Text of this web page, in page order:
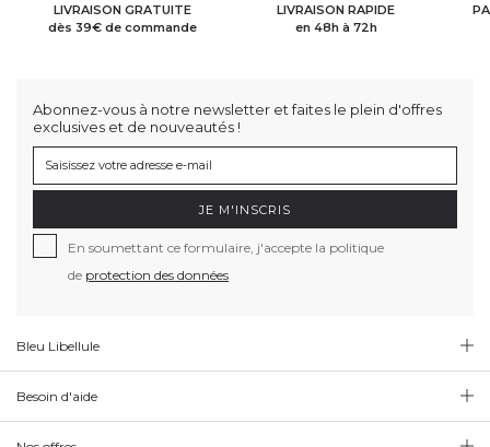
LIVRAISON GRATUITE
dès 39€ de commande
LIVRAISON RAPIDE
en 48h à 72h
Abonnez-vous à notre newsletter et faites le plein d'offres
exclusives et de nouveautés !
JE M'INSCRIS
En soumettant ce formulaire, j'accepte la politique
de protection des données
Bleu Libellule
Besoin d'aide